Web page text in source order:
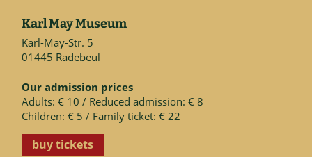
Karl May Museum
Karl-May-Str. 5
01445 Radebeul
Our admission prices
Adults: € 10 / Reduced admission: € 8
Children: € 5 / Family ticket: € 22
buy tickets